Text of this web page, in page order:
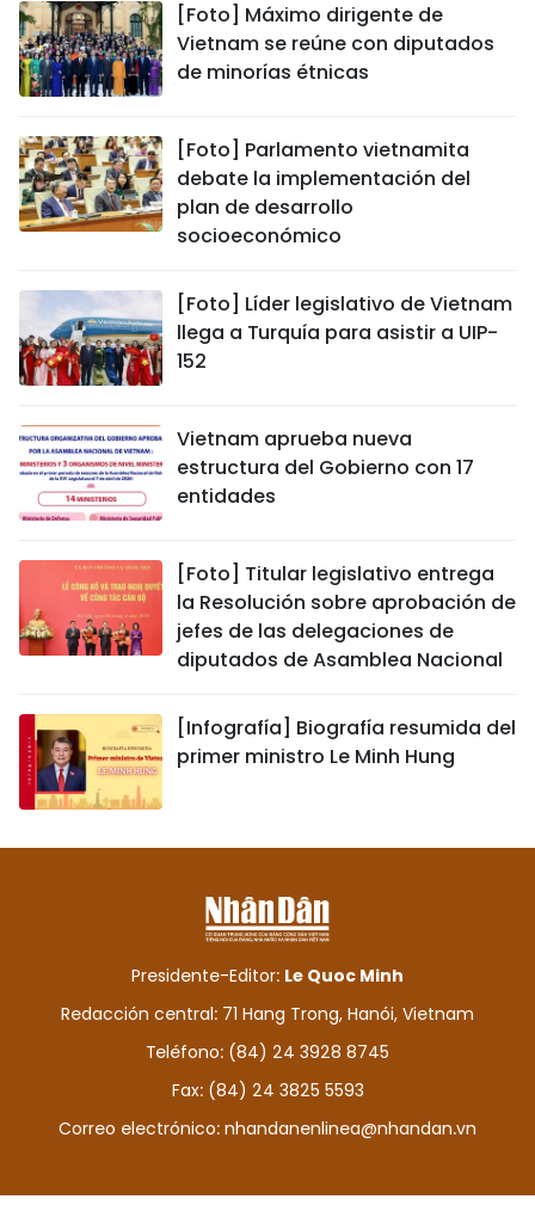
[Foto] Máximo dirigente de
Vietnam se reúne con diputados
de minorías étnicas
[Foto] Parlamento vietnamita
debate la implementación del
plan de desarrollo
socioeconómico
[Foto] Líder legislativo de Vietnam
llega a Turquía para asistir a UIP-
152
Vietnam aprueba nueva
estructura del Gobierno con 17
entidades
[Foto] Titular legislativo entrega
la Resolución sobre aprobación de
jefes de las delegaciones de
diputados de Asamblea Nacional
[Infografía] Biografía resumida del
primer ministro Le Minh Hung
Presidente-Editor: Le Quoc Minh
Redacción central: 71 Hang Trong, Hanói, Vietnam
Teléfono: (84) 24 3928 8745
Fax: (84) 24 3825 5593
Correo electrónico: nhandanenlinea@nhandan.vn